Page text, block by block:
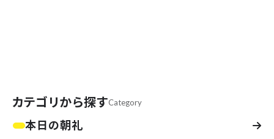
カテゴリから探すCategory
本日の朝礼